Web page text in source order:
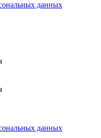
данных
данных